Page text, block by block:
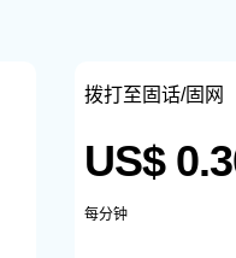
拨打至固话/固网
US$
每分钟